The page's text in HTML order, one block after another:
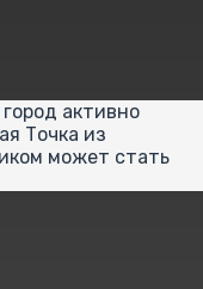
активно
Точка из
может стать